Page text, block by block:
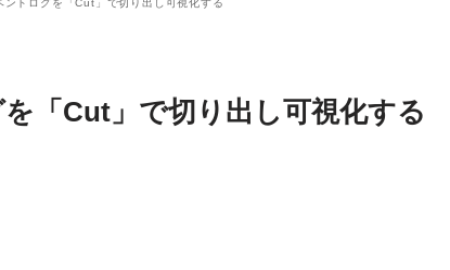
トログを「Cut」で切り出し可視化する
「Cut」で切り出し可視化する